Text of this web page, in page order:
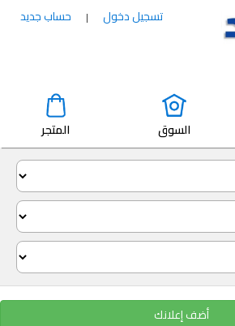
تسجيل دخول | حساب جديد
السوق المتجر
أضف إعلانك